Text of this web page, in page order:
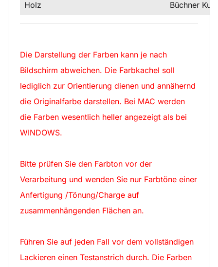
Holz
Büchner
Die Darstellung der Farben kann je nach
Bildschirm abweichen. Die Farbkachel soll
lediglich zur Orientierung dienen und annähernd
die Originalfarbe darstellen. Bei MAC werden
die Farben wesentlich heller angezeigt als bei
WINDOWS.
Bitte prüfen Sie den Farbton vor der
Verarbeitung und wenden Sie nur Farbtöne einer
Anfertigung /Tönung/Charge auf
zusammenhängenden Flächen an.
Führen Sie auf jeden Fall vor dem vollständigen
Lackieren einen Testanstrich durch. Die Farben